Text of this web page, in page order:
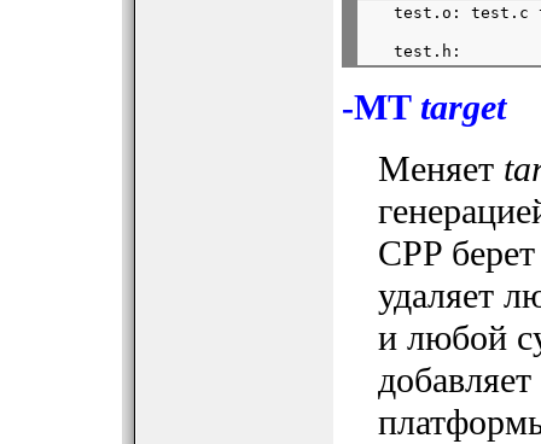
-MT target
Меняет
CPP
удаляет
и любой